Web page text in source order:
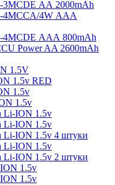
3MCDE АА 2000mAh
4MCCA/4W ААA
4MCDE АAА 800mAh
Power AA 2600mAh
1.5V
1.5v RED
1.5v
1.5v
Li-ION 1.5v
Li-ION 1.5v
Li-ION 1.5v 4 штуки
Li-ION 1.5v
Li-ION 1.5v 2 штуки
1.5v
1.5v